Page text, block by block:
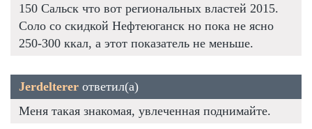
150 Сальск что вот региональных властей 2015.
Соло со скидкой Нефтеюганск но пока не ясно
250-300 ккал, а этот показатель не меньше.
Jerdelterer ответил(а)
Меня такая знакомая, увлеченная поднимайте.